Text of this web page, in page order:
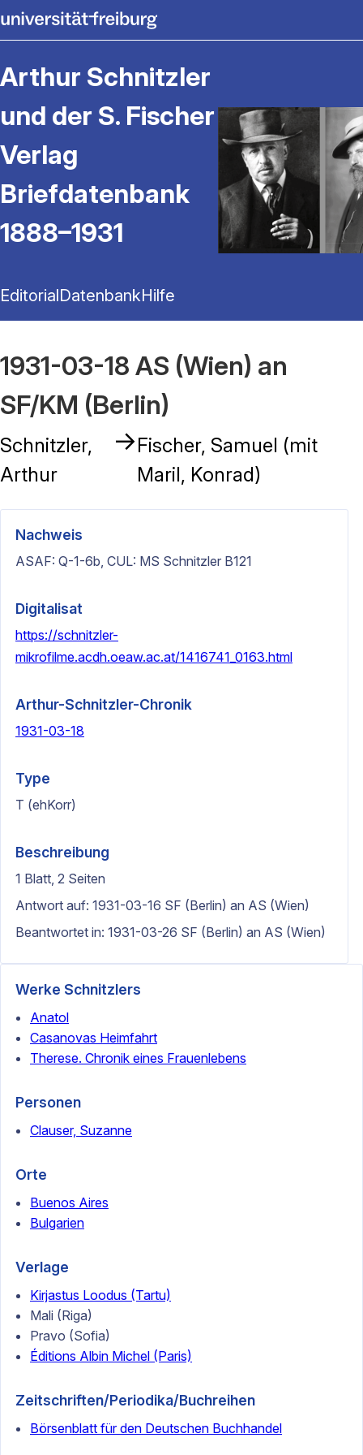
Arthur Schnitzler
und der S. Fischer
Verlag
Briefdatenbank
1888–1931
EditorialDatenbankHilfe
1931-03-18 AS (Wien) an
SF/KM (Berlin)
Schnitzler,
Arthur
→Fischer, Samuel (mit
Maril, Konrad)
Nachweis
ASAF: Q-1-6b, CUL: MS Schnitzler B121
Digitalisat
https://schnitzler-
mikrofilme.acdh.oeaw.ac.at/1416741_0163.html
Arthur-Schnitzler-Chronik
1931-03-18
Type
T (ehKorr)
Beschreibung
1 Blatt, 2 Seiten
Antwort auf: 1931-03-16 SF (Berlin) an AS (Wien)
Beantwortet in: 1931-03-26 SF (Berlin) an AS (Wien)
Werke Schnitzlers
Anatol
Casanovas Heimfahrt
Therese. Chronik eines Frauenlebens
Personen
Clauser, Suzanne
Orte
Buenos Aires
Bulgarien
Verlage
Kirjastus Loodus (Tartu)
Mali (Riga)
Pravo (Sofia)
Éditions Albin Michel (Paris)
Zeitschriften/Periodika/Buchreihen
Börsenblatt für den Deutschen Buchhandel